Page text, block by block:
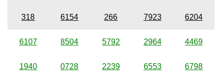
318 6154 266 7923 6204
6107 8504 5792 2964 4469
1940 0728 2239 6553 6798